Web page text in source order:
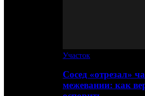
Участок
Сосед «отрезал»
межевании: как